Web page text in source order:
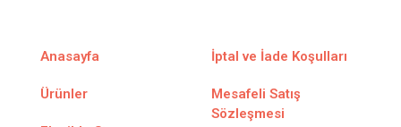
Anasayfa
Ürünler
İptal ve İade Koşulları
Mesafeli Satış
Sözleşmesi